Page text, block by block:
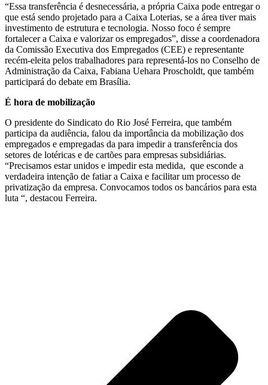
“Essa transferência é desnecessária, a própria Caixa pode entregar o
que está sendo projetado para a Caixa Loterias, se a área tiver mais
investimento de estrutura e tecnologia. Nosso foco é sempre
fortalecer a Caixa e valorizar os empregados”, disse a coordenadora
da Comissão Executiva dos Empregados (CEE) e representante
recém-eleita pelos trabalhadores para representá-los no Conselho de
Administração da Caixa, Fabiana Uehara Proscholdt, que também
participará do debate em Brasília.
É hora de mobilização
O presidente do Sindicato do Rio José Ferreira, que também
participa da audiência, falou da importância da mobilização dos
empregados e empregadas da para impedir a transferência dos
setores de lotéricas e de cartões para empresas subsidiárias.
“Precisamos estar unidos e impedir esta medida, que esconde a
verdadeira intenção de fatiar a Caixa e facilitar um processo de
privatização da empresa. Convocamos todos os bancários para esta
luta “, destacou Ferreira.